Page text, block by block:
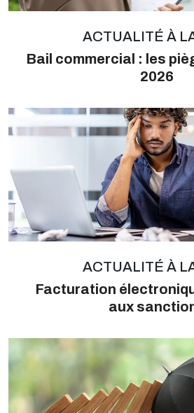
ACTUALITÉ À
Bail commercial : les
2026
ACTUALITÉ À
Facturation
aux